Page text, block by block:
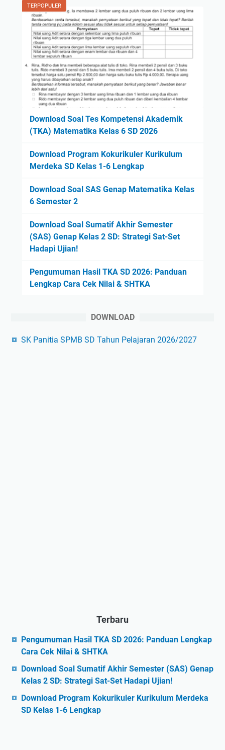
TERPOPULER
Download Soal Tes Kompetensi Akademik
(TKA) Matematika Kelas 6 SD 2026
Download Program Kokurikuler Kurikulum
Merdeka SD Kelas 1-6 Lengkap
Download Soal SAS Genap Matematika Kelas
6 Semester 2
Download Soal Sumatif Akhir Semester
(SAS) Genap Kelas 2 SD: Strategi Sat-Set
Hadapi Ujian!
Pengumuman Hasil TKA SD 2026: Panduan
Lengkap Cara Cek Nilai & SHTKA
DOWNLOAD
SK Panitia SPMB SD Tahun Pelajaran 2026/2027
Terbaru
Pengumuman Hasil TKA SD 2026: Panduan Lengkap
Cara Cek Nilai & SHTKA
Download Soal Sumatif Akhir Semester (SAS) Genap
Kelas 2 SD: Strategi Sat-Set Hadapi Ujian!
Download Program Kokurikuler Kurikulum Merdeka
SD Kelas 1-6 Lengkap